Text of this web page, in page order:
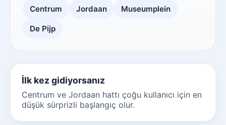
Centrum Jordaan Museumplein
De Pijp
İlk kez gidiyorsanız
Centrum ve Jordaan hattı çoğu kullanıcı için en
düşük sürprizli başlangıç olur.